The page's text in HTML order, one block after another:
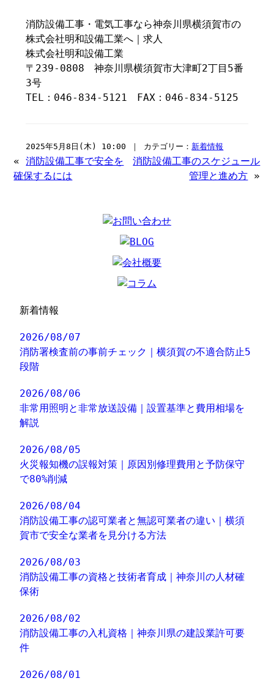
消防設備工事・電気工事なら神奈川県横須賀市の
株式会社明和設備工業へ｜求人
株式会社明和設備工業
〒239-0808 神奈川県横須賀市大津町2丁目5番
3号
TEL：046-834-5121 FAX：046-834-5125
2025年5月8日(木) 10:00 ｜ カテゴリー： 新着情報
«消防設備工事で安全を
確保するには
消防設備工事のスケジュール
管理と進め方 »
新着情報
2026/08/07
消防署検査前の事前チェック｜横須賀の不適合防止5
段階
2026/08/06
非常用照明と非常放送設備｜設置基準と費用相場を
解説
2026/08/05
火災報知機の誤報対策｜原因別修理費用と予防保守
で80%削減
2026/08/04
消防設備工事の認可業者と無認可業者の違い｜横須
賀市で安全な業者を見分ける方法
2026/08/03
消防設備工事の資格と技術者育成｜神奈川の人材確
保術
2026/08/02
消防設備工事の入札資格｜神奈川県の建設業許可要
件
2026/08/01